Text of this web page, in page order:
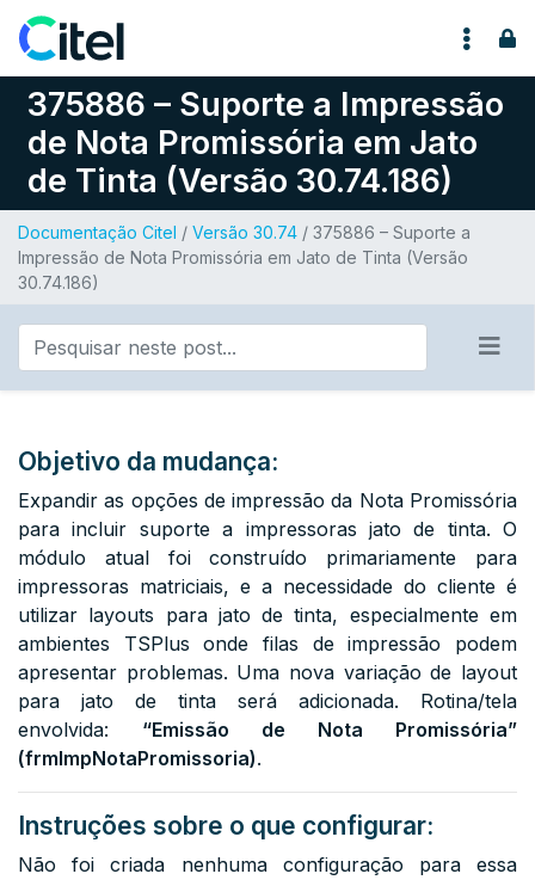
Pular para o conteúdo
375886 – Suporte a Impressão
de Nota Promissória em Jato
de Tinta (Versão 30.74.186)
Documentação Citel / Versão 30.74 / 375886 – Suporte a
Impressão de Nota Promissória em Jato de Tinta (Versão
30.74.186)
Objetivo da mudança:
Expandir as opções de impressão da Nota Promissória
para incluir suporte a impressoras jato de tinta. O
módulo atual foi construído primariamente para
impressoras matriciais, e a necessidade do cliente é
utilizar layouts para jato de tinta, especialmente em
ambientes TSPlus onde filas de impressão podem
apresentar problemas. Uma nova variação de layout
para jato de tinta será adicionada. Rotina/tela
envolvida: “Emissão de Nota Promissória”
(frmImpNotaPromissoria).
Instruções sobre o que configurar:
Não foi criada nenhuma configuração para essa